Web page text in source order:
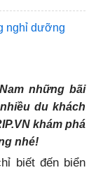
nghỉ dưỡng
những bãi
du khách
khám phá
nhé!
biết đến biển